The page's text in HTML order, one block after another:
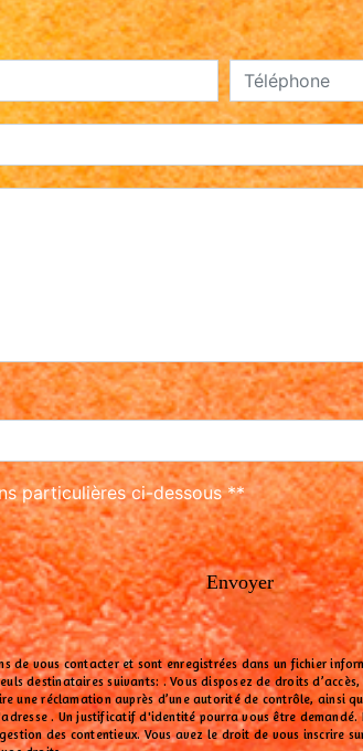
particulières ci-dessous **
Envoyer
de vous contacter et sont enregistrées dans un fichier
destinataires suivants: . Vous disposez de droits
réclamation auprès d’une autorité de contrôle, ainsi
. Un justificatif d'identité pourra vous être demandé.
des contentieux. Vous avez le droit de vous inscrire